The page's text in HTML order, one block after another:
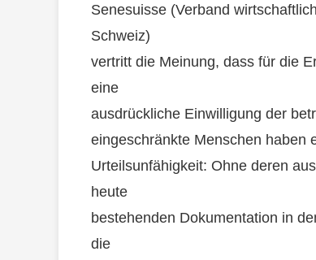
Senesuisse (Verband
Schweiz)
vertritt die Meinung, dass für die
eine
ausdrückliche Einwilligung der
eingeschränkte Menschen haben
Urteilsunfähigkeit: Ohne deren
heute
bestehenden Dokumentation in
die